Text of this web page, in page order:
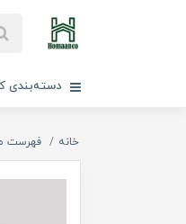
دسته‌بندی
خانه فهرست